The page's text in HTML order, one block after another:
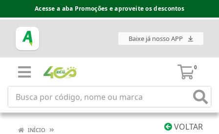
Acesse a aba Promoções e aproveite os descontos
Baixe já nosso APP
0
VOLTAR
INÍCIO